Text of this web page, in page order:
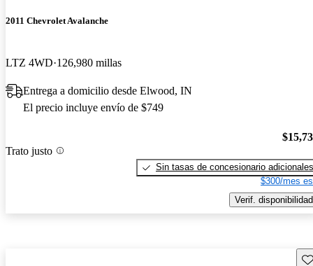
2011 Chevrolet Avalanche
LTZ 4WD 126,980 millas
Entrega a domicilio desde Elwood, IN
El precio incluye envío de $749
Trato justo
Sin tasas de concesionario adicionales
$300/mes
Verif. disponibilidad